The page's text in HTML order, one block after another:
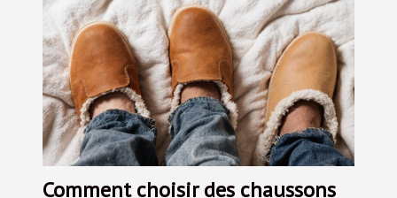
Comment choisir des chaussons